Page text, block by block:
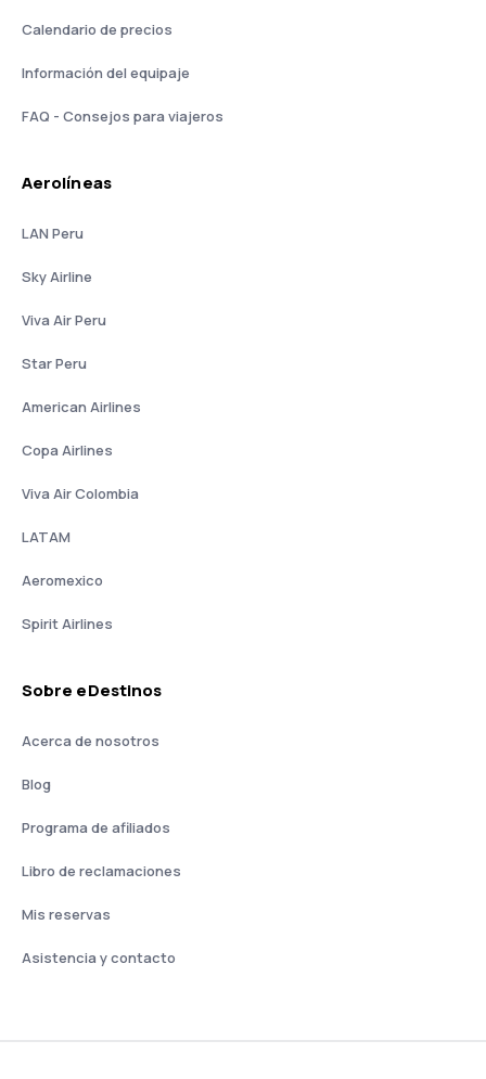
Calendario de precios
Información del equipaje
FAQ - Consejos para viajeros
Aerolíneas
LAN Peru
Sky Airline
Viva Air Peru
Star Peru
American Airlines
Copa Airlines
Viva Air Colombia
LATAM
Aeromexico
Spirit Airlines
Sobre eDestinos
Acerca de nosotros
Blog
Programa de afiliados
Libro de reclamaciones
Mis reservas
Asistencia y contacto